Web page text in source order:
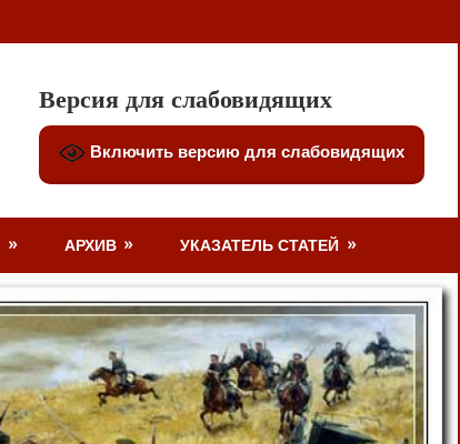
Версия для слабовидящих
Включить версию для слабовидящих
АРХИВ УКАЗАТЕЛЬ СТАТЕЙ